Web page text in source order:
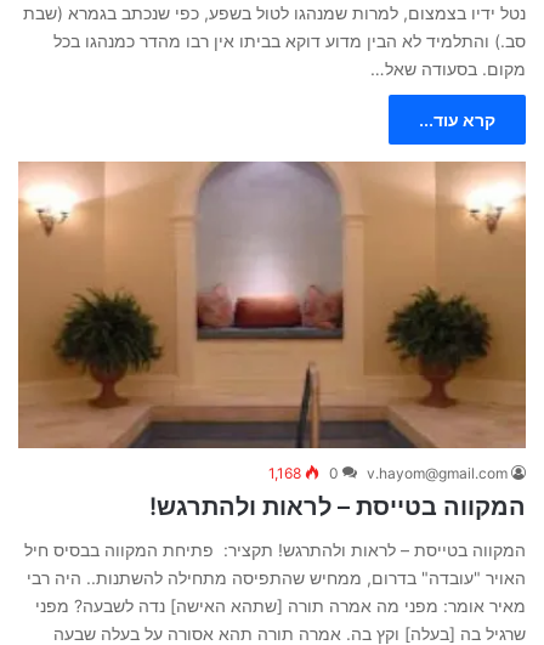
נטל ידיו בצמצום, למרות שמנהגו לטול בשפע, כפי שנכתב בגמרא (שבת
סב.) והתלמיד לא הבין מדוע דוקא בביתו אין רבו מהדר כמנהגו בכל
מקום. בסעודה שאל…
קרא עוד...
v.hayom@gmail.com
0
1,168
המקווה בטייסת – לראות ולהתרגש!
המקווה בטייסת – לראות ולהתרגש! תקציר: פתיחת המקווה בבסיס חיל
האויר "עובדה" בדרום, ממחיש שהתפיסה מתחילה להשתנות.. היה רבי
מאיר אומר: מפני מה אמרה תורה [שתהא האישה] נדה לשבעה? מפני
שרגיל בה [בעלה] וקץ בה. אמרה תורה תהא אסורה על בעלה שבעה